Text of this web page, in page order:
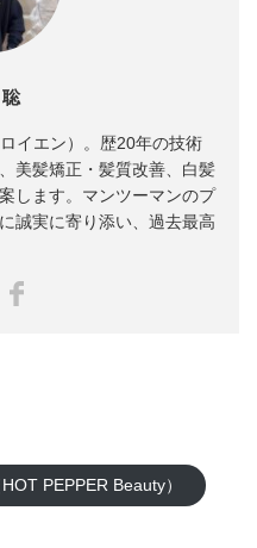
イエン）。歴20年の技術
美髪矯正・髪質改善、白髪
します。マンツーマンのプ
誠実に寄り添い、過去最高
PEPPER Beauty）